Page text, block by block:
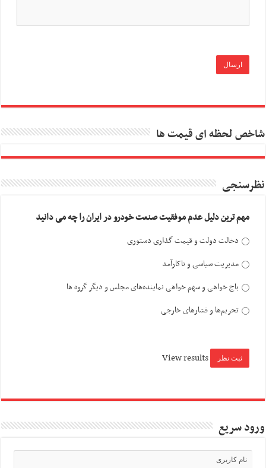
شاخص لحظه ای قیمت ها
نظرسنجی
مهم ترین دلیل عدم موفقیت صنعت خودرو در ایران را چه می دانید
دخالت دولت و قیمت گذاری دستوری
مدیریت سیاسی و ناکارآمد
باج خواهی و سهم خواهی نماینده‌های مجلس و دیگر گروه ها
تحریم‌ها و فشارهای خارجی
View results
ورود سریع